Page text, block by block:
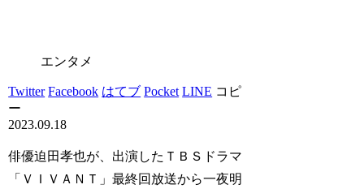
エンタメ
Twitter Facebook はてブ Pocket LINE コピ
ー
2023.09.18
俳優迫田孝也が、出演したＴＢＳドラマ
「ＶＩＶＡＮＴ」最終回放送から一夜明